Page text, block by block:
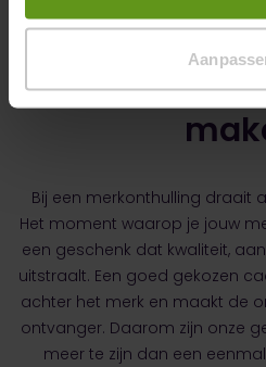
cadeaus
Bij een merkonthulling draait
Het moment waarop je jouw
een geschenk dat kwaliteit,
uitstraalt. Een goed gekozen
achter het merk en maakt de
ontvanger. Daarom zijn onze
meer te zijn dan een